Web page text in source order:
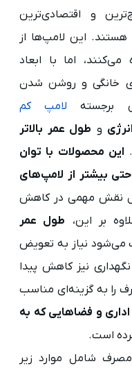
و اقتصادی‌ترین
هستند. این لامپ‌ها از
اما با ابعاد
خانگی و روشن شدن
برجسته لامپ کم‌
و طول عمر بالاتر
این محصولات با توان
حتی بیشتر از لامپ‌های
نقش مهمی در کاهش
بر این، طول عمر
می‌شود نیاز به تعویض
نیز کاهش پیدا
را به گزینه‌ای مناسب
و فضاهایی که به
است.
شامل موارد زیر